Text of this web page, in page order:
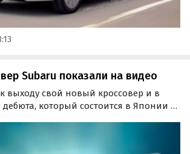
Subaru показали на видео
выходу свой новый кроссовер и в
который состоится в Японии 15
небольшое представление о
SUV японской марки.